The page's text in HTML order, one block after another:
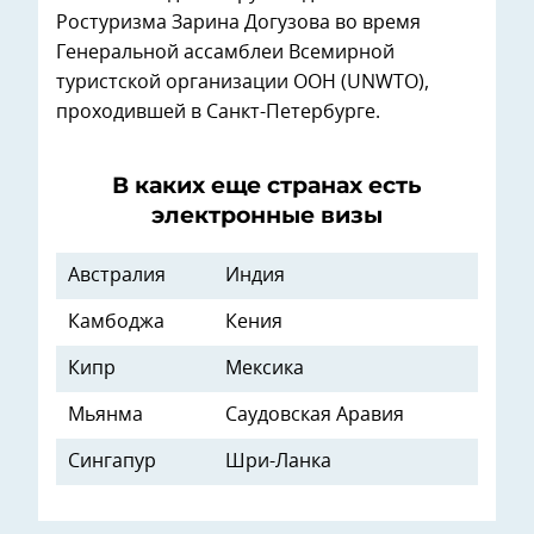
Ростуризма Зарина Догузова во время
Генеральной ассамблеи Всемирной
туристской организации ООН (UNWTO),
проходившей в Санкт-Петербурге.
В каких еще странах есть
электронные визы
Австралия Индия
Камбоджа Кения
Кипр Мексика
Мьянма Саудовская Аравия
Сингапур Шри-Ланка